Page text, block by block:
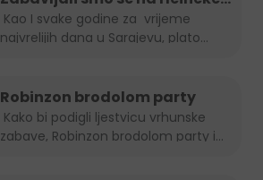
Summer lounge-u
najvrelijih dana u Sarajevu, plato...
Robinzon brodolom party
zabave, Robinzon brodolom party i